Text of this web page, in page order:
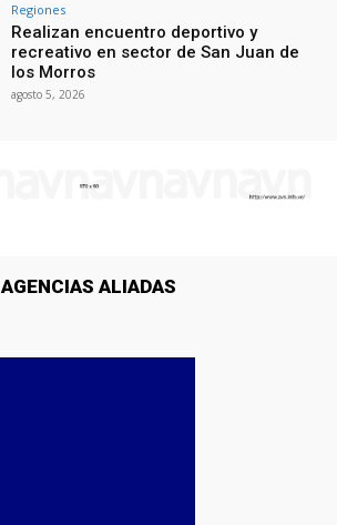
Regiones
Realizan encuentro deportivo y
recreativo en sector de San Juan de
los Morros
agosto 5, 2026
AGENCIAS ALIADAS